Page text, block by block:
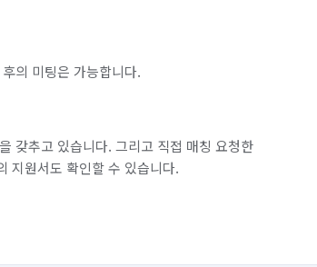
의 미팅은 가능합니다.
갖추고 있습니다. 그리고 직접 매칭 요청한
지원서도 확인할 수 있습니다.